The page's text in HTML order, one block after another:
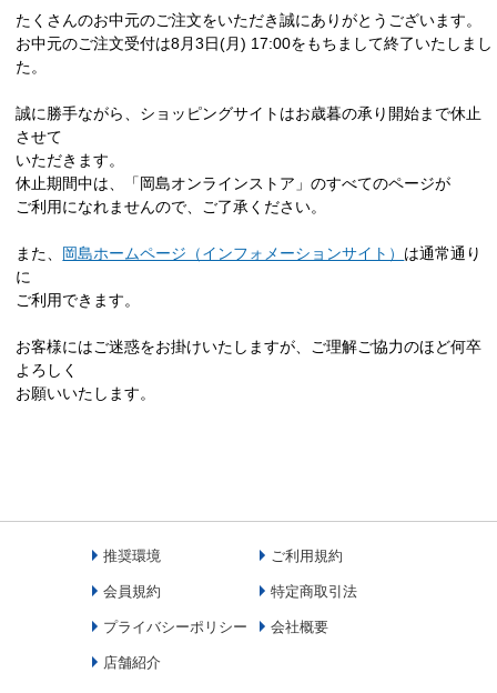
たくさんのお中元のご注文をいただき誠にありがとうございます。
お中元のご注文受付は8月3日(月) 17:00をもちまして終了いたしまし
た。
誠に勝手ながら、ショッピングサイトはお歳暮の承り開始まで休止
させて
いただきます。
休止期間中は、「岡島オンラインストア」のすべてのページが
ご利用になれませんので、ご了承ください。
また、 岡島ホームページ（インフォメーションサイト） は通常通り
に
ご利用できます。
お客様にはご迷惑をお掛けいたしますが、ご理解ご協力のほど何卒
よろしく
お願いいたします。
推奨環境 ご利用規約
会員規約 特定商取引法
プライバシーポリシー 会社概要
店舗紹介